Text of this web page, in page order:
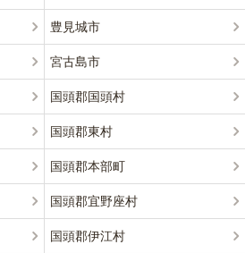
豊見城市
宮古島市
国頭郡国頭村
国頭郡東村
国頭郡本部町
国頭郡宜野座村
国頭郡伊江村